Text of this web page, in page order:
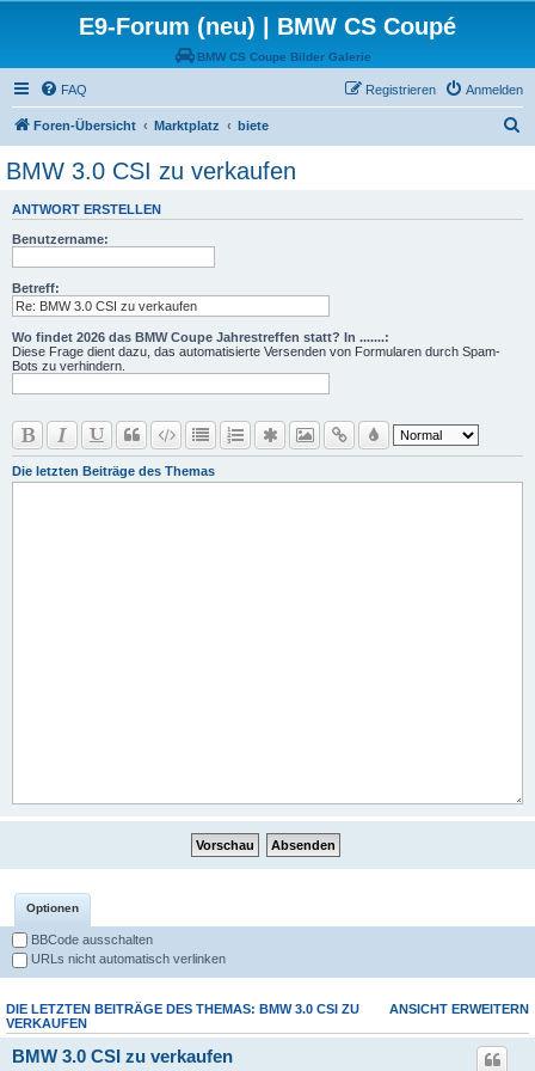
E9-Forum (neu) | BMW CS Coupé
BMW CS Coupe Bilder Galerie
FAQ Anmelden
Registrieren
Foren-Übersicht Marktplatz biete
BMW 3.0 CSI zu verkaufen
ANTWORT ERSTELLEN
Benutzername:
Betreff:
Wo findet 2026 das BMW Coupe Jahrestreffen statt? In .......:
Diese Frage dient dazu, das automatisierte Versenden von Formularen durch Spam-
Bots zu verhindern.
Die letzten Beiträge des Themas
Optionen
BBCode ausschalten
URLs nicht automatisch verlinken
ANSICHT ERWEITERN
DIE LETZTEN BEITRÄGE DES THEMAS: BMW 3.0 CSI ZU
VERKAUFEN
BMW 3.0 CSI zu verkaufen